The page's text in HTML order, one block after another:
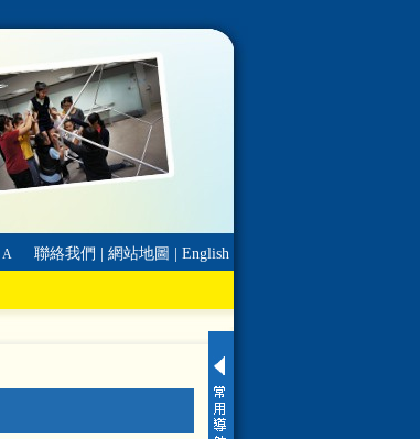
A 聯絡我們 網站地圖 English